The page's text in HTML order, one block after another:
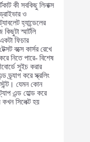
কী সবকিছু লিনাক্স
ও
হ্যান্ডেলের
স্মার্টলি
ফিচার
বক্সে কার্সর রেখে
নিতে পারে- বিশেষ
সুইচ করার
করে স্ক্রলিং
যেমন কোন
এন্ড হোল্ড করে
সিলেক্ট হয়